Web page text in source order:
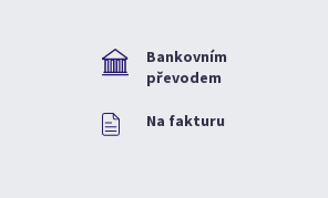
Bankovním
převodem
Na fakturu